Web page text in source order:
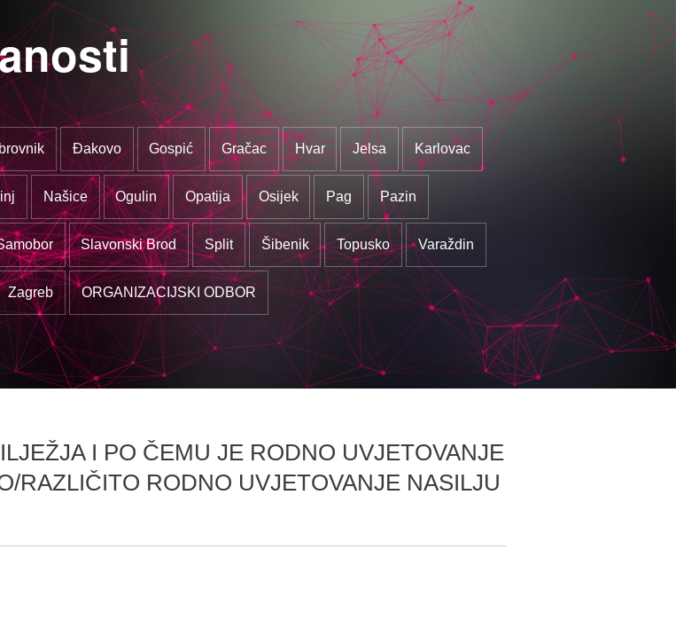
Đakovo Gospić Gračac Hvar Jelsa Karlovac
Našice Ogulin Opatija Osijek Pag Pazin
Slavonski Brod Split Šibenik Topusko Varaždin
Zagreb ORGANIZACIJSKI ODBOR
I PO ČEMU JE RODNO UVJETOVANJE
RAZLIČITO RODNO UVJETOVANJE NASILJU